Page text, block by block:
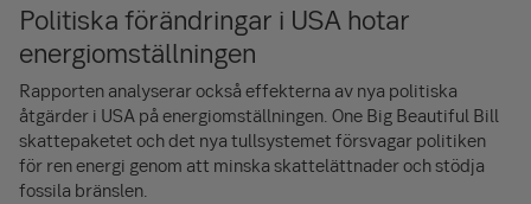
Politiska förändringar i USA hotar
energiomställningen
Rapporten analyserar också effekterna av nya politiska
åtgärder i USA på energiomställningen. One Big Beautiful Bill
skattepaketet och det nya tullsystemet försvagar politiken
för ren energi genom att minska skattelättnader och stödja
fossila bränslen.